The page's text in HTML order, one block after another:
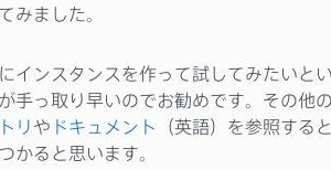
みました。
インスタンスを作って試してみたい
手っ取り早いのでお勧めです。その他
リや ドキュメント （英語）を参照する
かると思います。